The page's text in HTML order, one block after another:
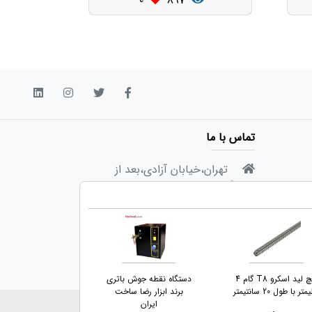
پیچ لید اسکرو T8 گام 4
با طول 20 سانتیمتر
دستگاه نقطه جوش باتری
برند ابزار رضا ساخت
ایران
تماس با ما
تهران،خیابان آزادی،بعد از
دانشگاه شریف،انتهای خیابان